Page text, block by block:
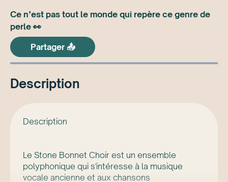
Ce n’est pas tout le monde qui repère ce genre de
perle 👀
Partager 📤
Description
Description
Le Stone Bonnet Choir est un ensemble
polyphonique qui s'intéresse à la musique
vocale ancienne et aux chansons